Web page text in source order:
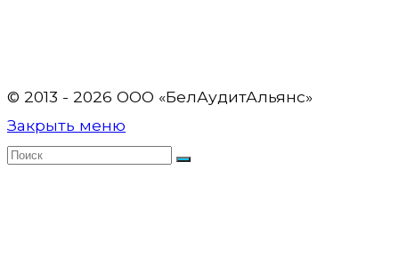
© 2013 - 2026 OOO «БелАудитАльянс»
Закрыть меню